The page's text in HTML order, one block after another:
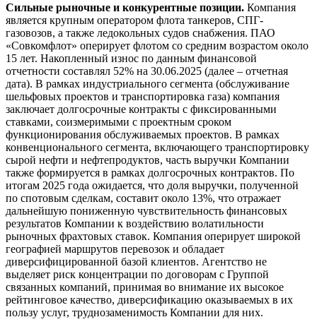
Сильные рыночные и конкурентные позиции. Компания
является крупным оператором флота танкеров, СПГ-
газовозов, а также ледокольных судов снабжения. ПАО
«Совкомфлот» оперирует флотом со средним возрастом около
15 лет. Накопленный износ по данным финансовой
отчетности составлял 52% на 30.06.2025 (далее – отчетная
дата). В рамках индустриального сегмента (обслуживание
шельфовых проектов и транспортировка газа) компания
заключает долгосрочные контракты с фиксированными
ставками, соизмеримыми с проектным сроком
функционирования обслуживаемых проектов. В рамках
конвенционального сегмента, включающего транспортировку
сырой нефти и нефтепродуктов, часть выручки Компании
также формируется в рамках долгосрочных контрактов. По
итогам 2025 года ожидается, что доля выручки, полученной
по спотовым сделкам, составит около 13%, что отражает
дальнейшую пониженную чувствительность финансовых
результатов Компании к воздействию волатильности
рыночных фрахтовых ставок. Компания оперирует широкой
географией маршрутов перевозок и обладает
диверсифицированной базой клиентов. Агентство не
выделяет риск концентрации по договорам с Группой
связанных компаний, принимая во внимание их высокое
рейтинговое качество, диверсификацию оказываемых в их
пользу услуг, труднозаменимость Компании для них.